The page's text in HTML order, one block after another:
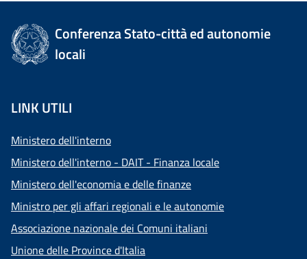
Conferenza Stato-città ed autonomie
locali
LINK UTILI
Ministero dell'interno
Ministero dell'interno - DAIT - Finanza locale
Ministero dell'economia e delle finanze
Ministro per gli affari regionali e le autonomie
Associazione nazionale dei Comuni italiani
Unione delle Province d'Italia